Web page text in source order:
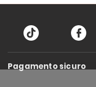
Pagamento sicuro